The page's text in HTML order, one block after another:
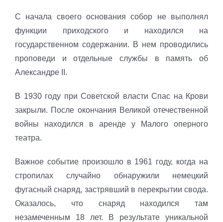
С начала своего основания собор не выполнял
функции приходского и находился на
государственном содержании. В нем проводились
проповеди и отдельные службы в память об
Александре II.
В 1930 году при Советской власти Спас на Крови
закрыли. После окончания Великой отечественной
войны находился в аренде у Малого оперного
театра.
Важное событие произошло в 1961 году, когда на
стропилах случайно обнаружили немецкий
фугасный снаряд, застрявший в перекрытии свода.
Оказалось, что снаряд находился там
незамеченным 18 лет. В результате уникальной